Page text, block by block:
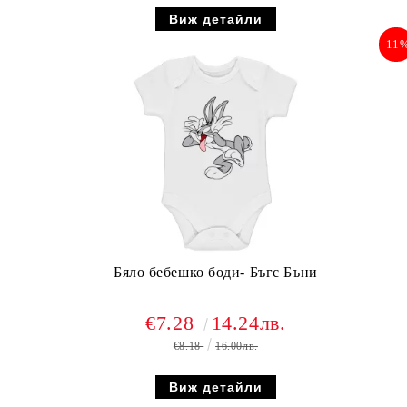
Виж детайли
Бяло бебешко боди- Бъгс Бъни
-
€7.28 14.24лв.
€8.18 16.00лв.
Виж детайли